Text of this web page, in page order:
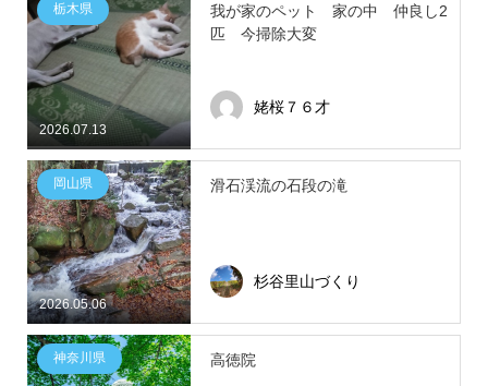
2026.07.13
栃木県
我が家のペット 家の中 仲良し2
匹 今掃除大変
姥桜７６才
2026.05.06
岡山県 滑石渓流の石段の滝
杉谷里山づくり
神奈川県 高徳院